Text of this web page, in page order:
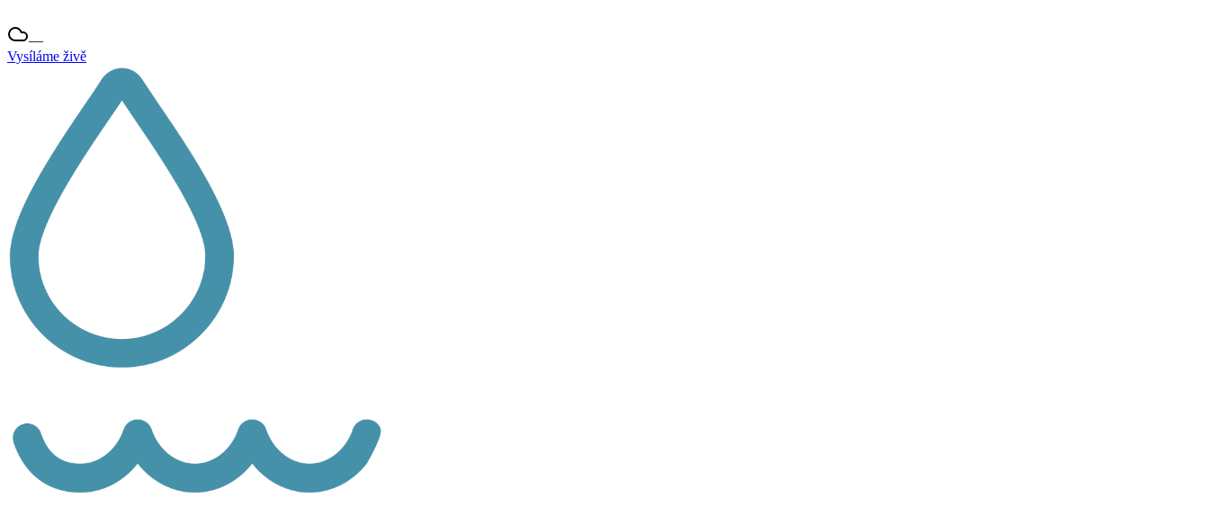
—
Vysíláme živě